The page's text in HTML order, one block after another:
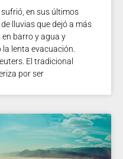
en sus últimos
lluvias que dejó a más
barro y agua y
lenta evacuación.
El tradicional
por ser